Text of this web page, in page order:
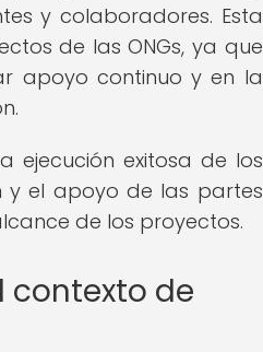
y colaboradores. Esta
de las ONGs, ya que
apoyo continuo y en la
ejecución exitosa de los
y el apoyo de las partes
de los proyectos.
contexto de